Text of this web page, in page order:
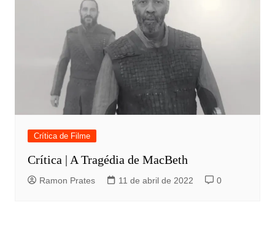
Crítica de Filme
Crítica | A Tragédia de MacBeth
Ramon Prates 11 de abril de 2022 0